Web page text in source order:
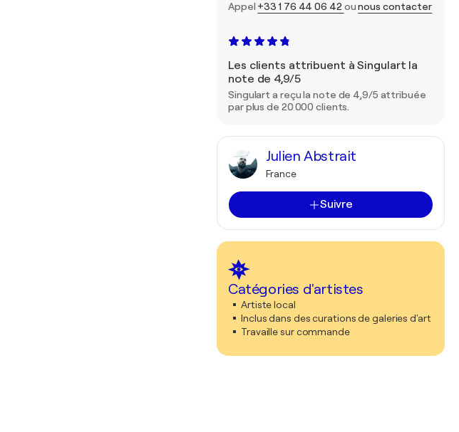
Appel +33 1 76 44 06 42 ounous contacter
Les clients attribuent à Singulart la
note de 4,9/5
Singulart a reçu la note de 4,9/5 attribuée
par plus de 20 000 clients.
Julien Abstrait
France
Suivre
Catégories d'artistes
Artiste local
Inclus dans des curations de galeries d'art
Travaille sur commande